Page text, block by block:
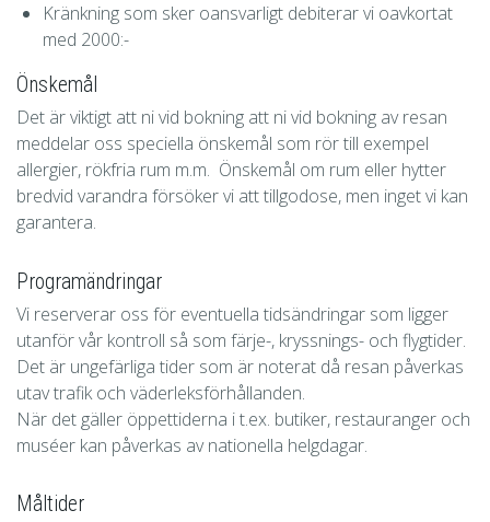
Kränkning som sker oansvarligt debiterar vi oavkortat
med 2000:-
Önskemål
Det är viktigt att ni vid bokning att ni vid bokning av resan
meddelar oss speciella önskemål som rör till exempel
allergier, rökfria rum m.m. Önskemål om rum eller hytter
bredvid varandra försöker vi att tillgodose, men inget vi kan
garantera.
Programändringar
Vi reserverar oss för eventuella tidsändringar som ligger
utanför vår kontroll så som färje-, kryssnings- och flygtider.
Det är ungefärliga tider som är noterat då resan påverkas
utav trafik och väderleksförhållanden.
När det gäller öppettiderna i t.ex. butiker, restauranger och
muséer kan påverkas av nationella helgdagar.
Måltider